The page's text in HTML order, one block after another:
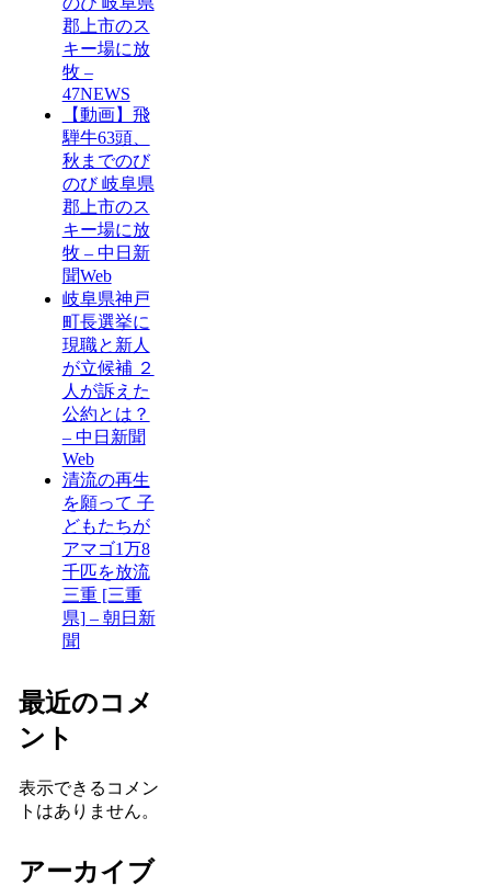
郡上市のス
キー場に放
牧 –
47NEWS
【動画】飛
騨牛63頭、
秋までのび
のび 岐阜県
郡上市のス
キー場に放
牧 – 中日新
聞Web
岐阜県神戸
町長選挙に
現職と新人
が立候補 ２
人が訴えた
公約とは？
– 中日新聞
Web
清流の再生
を願って 子
どもたちが
アマゴ1万8
千匹を放流
三重 [三重
県] – 朝日新
聞
最近のコメ
ント
表示できるコメン
トはありません。
アーカイブ